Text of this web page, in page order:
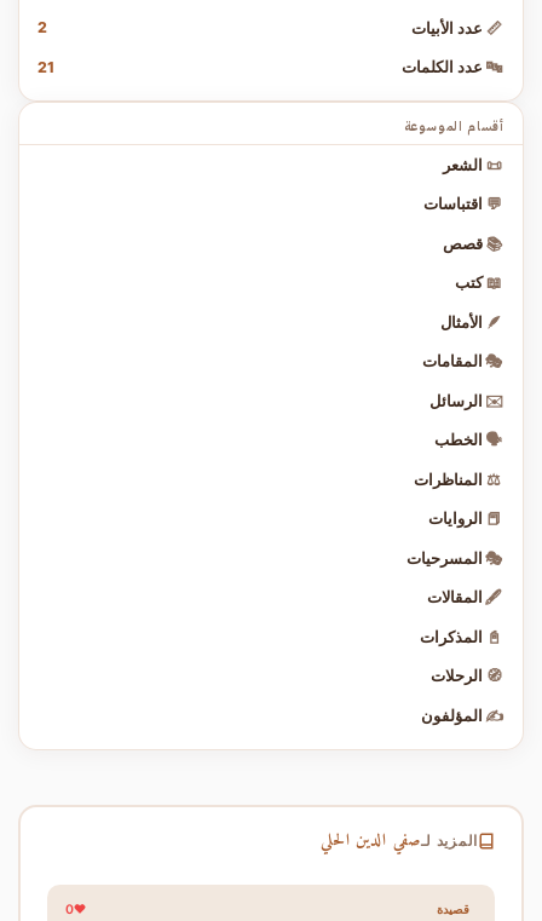
📏 عدد الأبيات 2
🔤 عدد الكلمات 21
أقسام الموسوعة
📜 الشعر
💬 اقتباسات
📚 قصص
📖 كتب
🪶 الأمثال
🎭 المقامات
✉️ الرسائل
🗣️ الخطب
⚖️ المناظرات
📕 الروايات
🎭 المسرحيات
🖋️ المقالات
📓 المذكرات
🧭 الرحلات
✍️ المؤلفون
المزيد لـصفي الدين الحلي
قصيدة 0